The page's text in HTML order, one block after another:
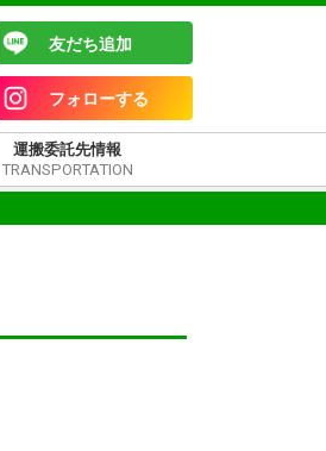
友だち追加
フォローする
運搬委託先情報
TRANSPORTATION